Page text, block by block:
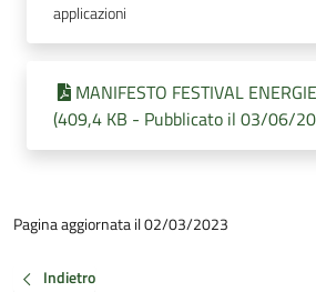
applicazioni
MANIFESTO FESTIVAL
(409,4 KB - Pubblicato il 03/06/
Pagina aggiornata il 02/03/2023
Indietro